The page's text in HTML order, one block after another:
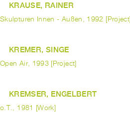
KRAUSE, RAINER
Skulpturen Innen - Außen, 1992 [Project]
KREMER, SINGE
Open Air, 1993 [Project]
KREMSER, ENGELBERT
o.T., 1981 [Work]